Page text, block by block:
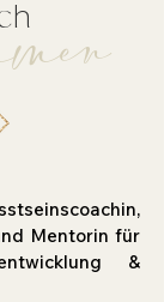
Mentorin für
&